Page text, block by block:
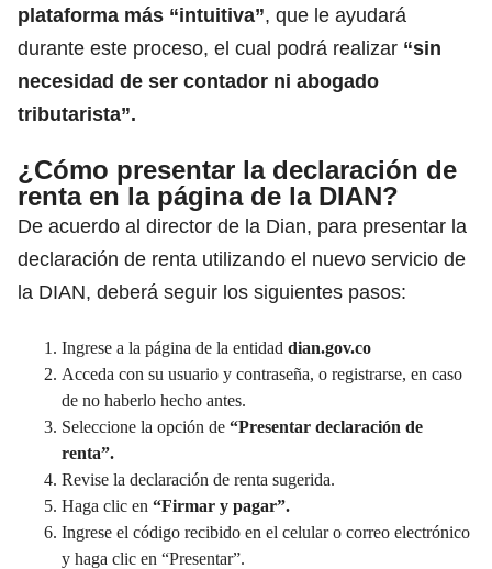
plataforma más “intuitiva”, que le ayudará
durante este proceso, el cual podrá realizar “sin
necesidad de ser contador ni abogado
tributarista”.
¿Cómo presentar la declaración de
renta en la página de la DIAN?
De acuerdo al director de la Dian, para presentar la
declaración de renta utilizando el nuevo servicio de
la DIAN, deberá seguir los siguientes pasos:
Ingrese a la página de la entidad dian.gov.co
Acceda con su usuario y contraseña, o registrarse, en caso
de no haberlo hecho antes.
Seleccione la opción de “Presentar declaración de
renta”.
Revise la declaración de renta sugerida.
Haga clic en “Firmar y pagar”.
Ingrese el código recibido en el celular o correo electrónico
y haga clic en “Presentar”.